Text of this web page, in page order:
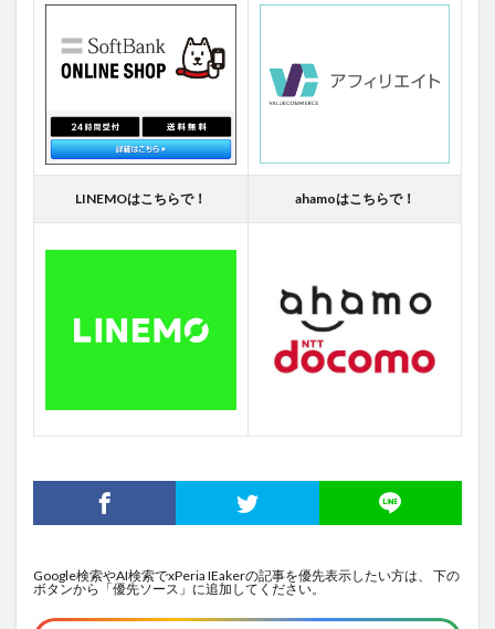
LINEMOはこちらで！ ahamoはこちらで！
Google検索やAI検索でxPeria IEakerの記事を優先表示したい方は、 下の
ボタンから「優先ソース」に追加してください。